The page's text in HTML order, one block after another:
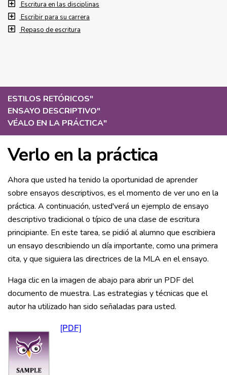
ESTILOS RETÓRICOS"
ENSAYO DESCRIPTIVO"
VÉALO EN LA PRÁCTICA"
Verlo en la práctica
Ahora que usted ha tenido la oportunidad de aprender
sobre ensayos descriptivos, es el momento de ver uno en la
práctica. A continuación, usted'verá un ejemplo de ensayo
descriptivo tradicional o típico de una clase de escritura
principiante. En este tarea, se pidió al alumno que escribiera
un ensayo describiendo un día importante, como una primera
cita, y que siguiera las directrices de la MLA en el ensayo.
Haga clic en la imagen de abajo para abrir un PDF del
documento de muestra. Las estrategias y técnicas que el
autor ha utilizado han sido señaladas para usted.
Escritura en las disciplinas
Escribir para su carrera
Repaso de escritura